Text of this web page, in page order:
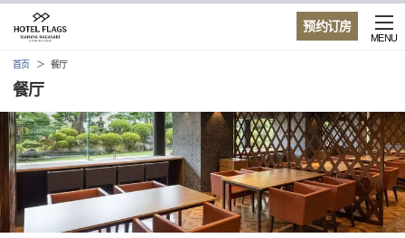
预约订房
MENU
首页 餐厅
餐厅